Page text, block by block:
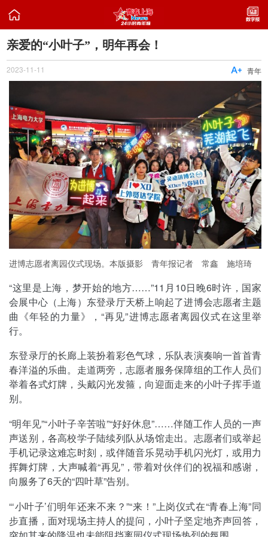

亲爱的“小叶子”，明年再会！
2023-11-11 青年

进博志愿者离园仪式现场。本版摄影 青年报记者 常鑫 施培琦
“这里是上海，梦开始的地方……”11月10日晚6时许，国家
会展中心（上海）东登录厅天桥上响起了进博会志愿者主题
曲《年轻的力量》，“再见”进博志愿者离园仪式在这里举
行。
东登录厅的长廊上装扮着彩色气球，乐队表演奏响一首首青
春洋溢的乐曲。走道两旁，志愿者服务保障组的工作人员们
举着各式灯牌，头戴闪光发箍，向迎面走来的小叶子挥手道
别。
“明年见”“小叶子辛苦啦”“好好休息”……伴随工作人员的一声
声送别，各高校学子陆续列队从场馆走出。志愿者们或举起
手机记录这难忘时刻，或伴随音乐晃动手机闪光灯，或用力
挥舞灯牌，大声喊着“再见”，带着对伙伴们的祝福和感谢，
向服务了6天的“四叶草”告别。
“‘小叶子’们明年还来不来？”“来！”上岗仪式在“青春上海”同
步直播，面对现场主持人的提问，小叶子坚定地齐声回答，